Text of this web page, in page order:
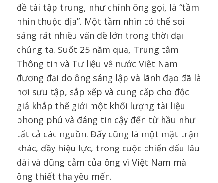
đề tài tập trung, như chính ông gọi, là “tầm
nhìn thuộc địa”. Một tầm nhìn có thể soi
sáng rất nhiều vấn đề lớn trong thời đại
chúng ta. Suốt 25 năm qua, Trung tâm
Thông tin và Tư liệu về nước Việt Nam
đương đại do ông sáng lập và lãnh đạo đã là
nơi sưu tập, sắp xếp và cung cấp cho độc
giả khắp thế giới một khối lượng tài liệu
phong phú và đáng tin cậy đến từ hầu như
tất cả các nguồn. Đấy cũng là một mặt trận
khác, đầy hiệu lực, trong cuộc chiến đấu lâu
dài và dũng cảm của ông vì Việt Nam mà
ông thiết tha yêu mến.